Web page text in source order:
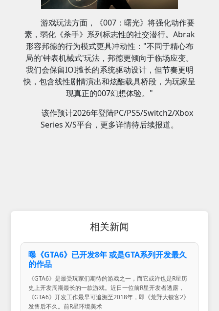
游戏玩法方面，《007：曙光》将强化动作要
素，弱化《杀手》系列标志性的社交潜行。Abrak
形容邦德的行为模式更具冲动性："不同于精心布
局的'钟表机械式'玩法，邦德更倾向于临场应变。
我们会保留IOI擅长的系统驱动设计，但节奏更明
快，包含线性剧情演出和炫酷载具桥段，为玩家呈
现真正的007幻想体验。"
该作预计2026年登陆PC/PS5/Switch2/Xbox
Series X/S平台，更多详情待后续报道。
相关新闻
曝《GTA6》已开发8年 或是GTA系列开发最久
的作品
《GTA6》是最受玩家们期待的游戏之一，而它或许也是R星历
史上开发周期最长的一款游戏。近日一位前R星开发者透露，
《GTA6》开发工作最早可追溯至2018年，即《荒野大镖客2》
发售后不久。前R星环境美术